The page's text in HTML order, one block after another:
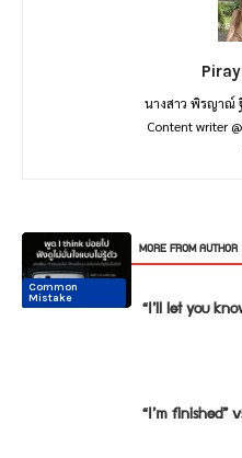
นางสาว พิรญาณ์
Content writer
RELATED ARTICLES MORE FROM AUTHOR
Conversation “I’ll let you
Conversation
“I’m finished”
Conversation
Conversation
Common
Mistake
Common
Mistake